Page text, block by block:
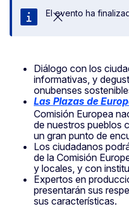
Cerrar
El evento ha
Diálogo con los
informativas, y
onubenses
Las Plazas de
Comisión Europea
de nuestros pueblos
un gran punto de
Los ciudadanos
de la Comisión
y locales, y con
Expertos en
presentarán sus
sus características.